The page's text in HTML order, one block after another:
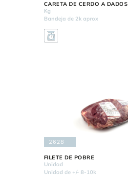
CARETA DE CERDO A DADOS
Kg
Bandeja de 2k aprox
2628
FILETE DE POBRE
Unidad
Unidad de +/- 8-10k